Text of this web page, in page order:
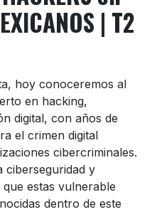
| T2
hoy conoceremos al
en hacking,
digital, con años de
el crimen digital
cibercriminales.
ciberseguridad y
estas vulnerable
dentro de este